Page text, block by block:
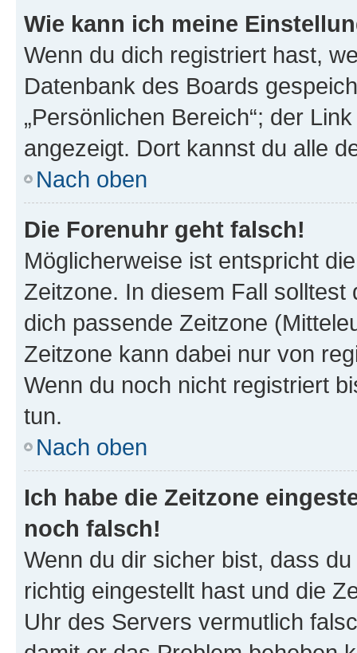
Wie kann ich meine
Wenn du dich registriert hast,
Datenbank des Boards
„Persönlichen Bereich“; der
angezeigt. Dort kannst du alle
Nach oben
Die Forenuhr geht falsch!
Möglicherweise ist entspricht
Zeitzone. In diesem Fall solltest
dich passende Zeitzone
Zeitzone kann dabei nur von
Wenn du noch nicht registriert
tun.
Nach oben
Ich habe die Zeitzone
noch falsch!
Wenn du dir sicher bist, dass
richtig eingestellt hast und die
Uhr des Servers vermutlich